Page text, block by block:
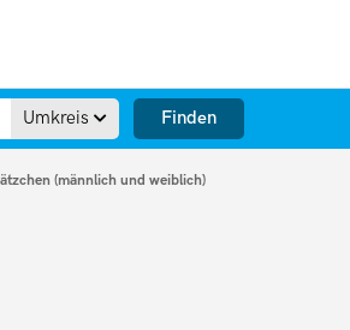
Umkreis Finden
(männlich und weiblich)